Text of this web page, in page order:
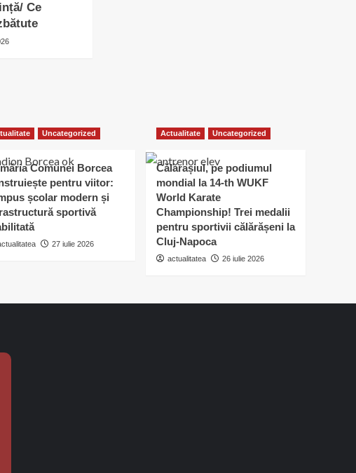
Ce
Uncategorized
Comunei Borcea
pentru viitor:
școlar modern și
sportivă
27 iulie 2026
Actualitate Uncategorized
Călărașiul, pe podiumul
mondial la 14-th WUKF
World Karate
Championship! Trei medalii
pentru sportivii călărășeni la
Cluj-Napoca
actualitatea 26 iulie 2026